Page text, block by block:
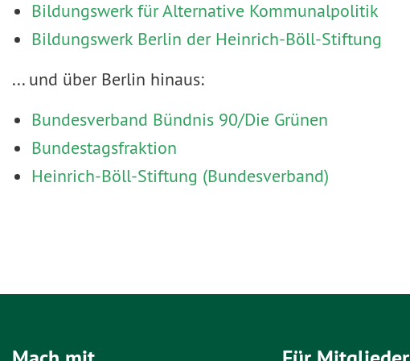
Bildungswerk für Alternative Kommunalpolitik
Bildungswerk Berlin der Heinrich-Böll-Stiftung
... und über Berlin hinaus:
Bundesverband Bündnis 90/Die Grünen
Bundestagsfraktion
Heinrich-Böll-Stiftung (Bundesverband)